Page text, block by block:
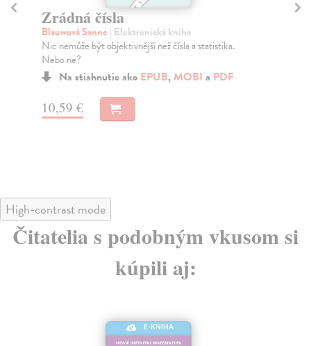
Zrádná čísla
Blauwová Sanne | Elektronická kniha
Nic nemůže být objektivnější než čísla a statistika.
Nebo ne?
Na stiahnutie ako EPUB,MOBI a PDF
10,59 €
High-contrast mode
Čitatelia s podobným vkusom si
kúpili aj:
E-KNIHA